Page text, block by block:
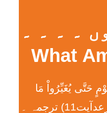
۔ ۔ ۔ ۔
حَتَّی يُغَيِّرُواْ مَا
بِأَنْفُسِہِمْ (سورت13الرعدآیت11) ترجمہ ۔